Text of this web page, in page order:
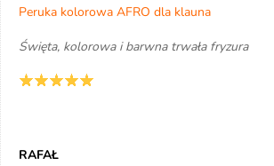
Peruka kolorowa AFRO dla klauna
Święta, kolorowa i barwna trwała fryzura
RAFAŁ